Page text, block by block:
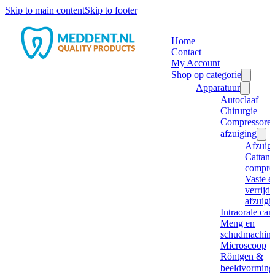
Skip to main contentSkip to footer
Home
Contact
My Account
Shop op categorie
Apparatuur
Autoclaaf
Chirurgie
afzuiging
Cattani
Vaste
Intraorale
Meng en
Microscoop
Röntgen &
beeldvorming